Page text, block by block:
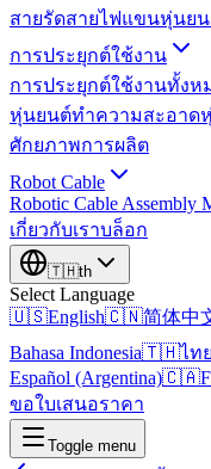
สายรัดสายไฟแขนหุ่นย
การประยุกต์ใช้งาน
การประยุกต์ใช้งานทั้งห
หุ่นยนต์ทำความสะอาด
ศักยภาพการผลิต
Robot Cable
Robotic Cable Assembly
เกี่ยวกับเราบล็อก
🇹🇭th
Select Language
🇺🇸English🇨🇳简体中
Bahasa Indonesia🇹🇭ไทย
Español (Argentina)🇨🇦
ขอใบเสนอราคา
Toggle menu